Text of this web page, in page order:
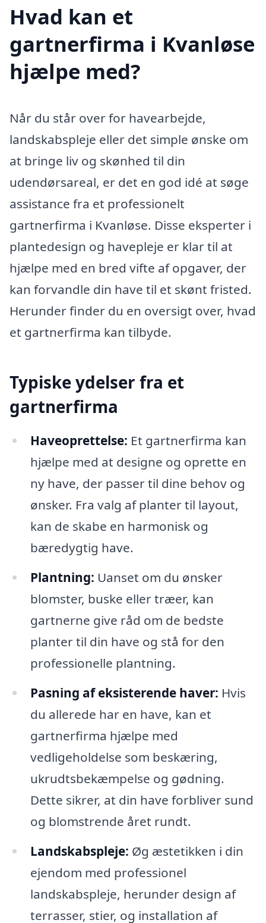
Hvad kan et
gartnerfirma i Kvanløse
hjælpe med?
Når du står over for havearbejde,
landskabspleje eller det simple ønske om
at bringe liv og skønhed til din
udendørsareal, er det en god idé at søge
assistance fra et professionelt
gartnerfirma i Kvanløse. Disse eksperter i
plantedesign og havepleje er klar til at
hjælpe med en bred vifte af opgaver, der
kan forvandle din have til et skønt fristed.
Herunder finder du en oversigt over, hvad
et gartnerfirma kan tilbyde.
Typiske ydelser fra et
gartnerfirma
Haveoprettelse: Et gartnerfirma kan
hjælpe med at designe og oprette en
ny have, der passer til dine behov og
ønsker. Fra valg af planter til layout,
kan de skabe en harmonisk og
bæredygtig have.
Plantning: Uanset om du ønsker
blomster, buske eller træer, kan
gartnerne give råd om de bedste
planter til din have og stå for den
professionelle plantning.
Pasning af eksisterende haver: Hvis
du allerede har en have, kan et
gartnerfirma hjælpe med
vedligeholdelse som beskæring,
ukrudtsbekæmpelse og gødning.
Dette sikrer, at din have forbliver sund
og blomstrende året rundt.
Landskabspleje: Øg æstetikken i din
ejendom med professionel
landskabspleje, herunder design af
terrasser, stier, og installation af